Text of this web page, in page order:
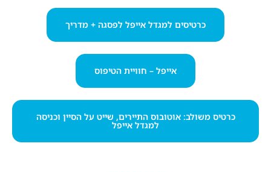
כרטיסים למגדל אייפל לפסגה + מדריך
אייפל – חוויית הטיפוס
כרטיס משולב: אוטובוס התיירים, שייט על הסיין וכניסה
למגדל אייפל